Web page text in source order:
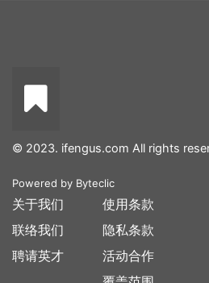
© 2023. ifengus.com All rights
Powered by Byteclic
关于我们
联络我们
聘请英才
使用条款
隐私条款
活动合作